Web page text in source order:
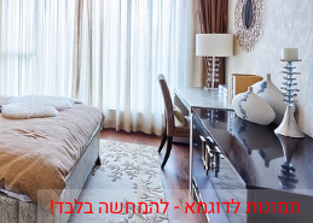
תמונות לדוגמא - להמחשה בלבד!